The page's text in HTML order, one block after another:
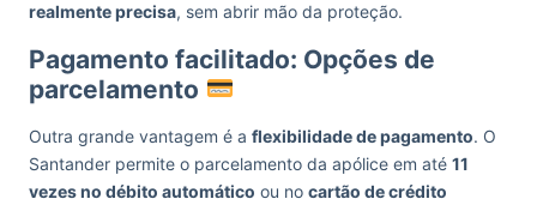
realmente precisa, sem abrir mão da proteção.
Pagamento facilitado: Opções de
parcelamento
Outra grande vantagem é a flexibilidade de pagamento. O
Santander permite o parcelamento da apólice em até 11
vezes no débito automático ou no cartão de crédito